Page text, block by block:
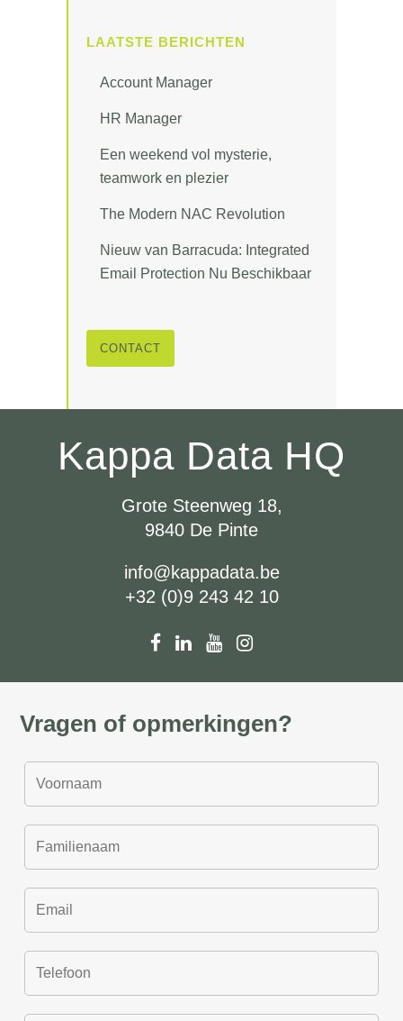
LAATSTE BERICHTEN
Account Manager
HR Manager
Een weekend vol mysterie,
teamwork en plezier
The Modern NAC Revolution
Nieuw van Barracuda: Integrated
Email Protection Nu Beschikbaar
CONTACT
Kappa Data HQ
Grote Steenweg 18,
9840 De Pinte
info@kappadata.be
+32 (0)9 243 42 10
Vragen of opmerkingen?